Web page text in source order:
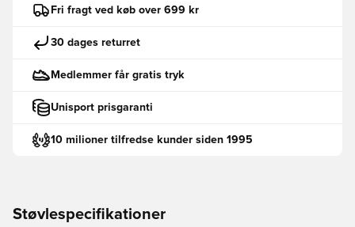
Fri fragt ved køb over 699 kr
30 dages returret
Medlemmer får gratis tryk
Unisport prisgaranti
10 milioner tilfredse kunder siden 1995
Støvlespecifikationer